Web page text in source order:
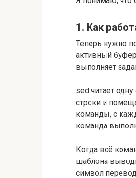
1. Как
Теперь нужно
активный
выполняет
sed читает
строки и
команды, с
команда
Когда всё
шаблона
символ